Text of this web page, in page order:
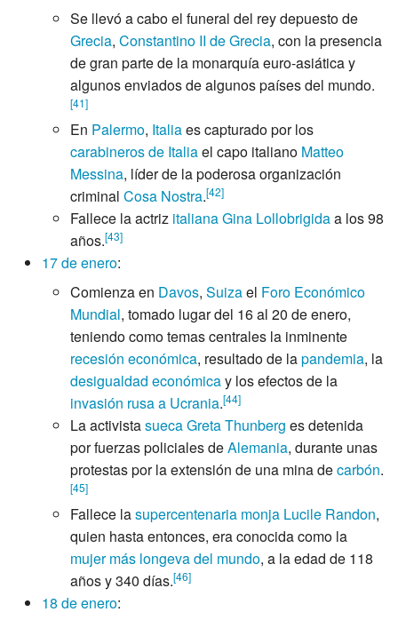
Se llevó a cabo el funeral del rey depuesto de
Grecia, Constantino II de Grecia, con la presencia
de gran parte de la monarquía euro-asiática y
algunos enviados de algunos países del mundo.
[41]
En Palermo, Italiaes capturado por los
carabineros de Italiael capo italiano Matteo
Messina, líder de la poderosa organización
criminal Cosa Nostra.[42]
Fallece la actriz italianaGina Lollobrigidaa los 98
años.[43]
17 de enero:
Comienza en Davos, Suizael Foro Económico
Mundial, tomado lugar del 16 al 20 de enero,
teniendo como temas centrales la inminente
recesión económica, resultado de lapandemia, la
desigualdad económicay los efectos de la
invasión rusa a Ucrania.[44]
La activistasuecaGreta Thunberg es detenida
por fuerzas policiales deAlemania, durante unas
protestas por la extensión de una mina decarbón.
[45]
Fallece lasupercentenaria monja Lucile Randon,
quien hasta entonces, era conocida como la
mujer más longeva del mundo, a la edad de 118
años y 340 días.[46]
18 de enero: